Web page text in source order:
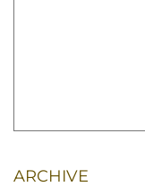
ARCHIVE